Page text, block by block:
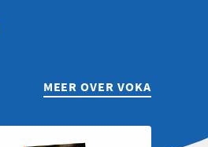
MEER OVER VOKA